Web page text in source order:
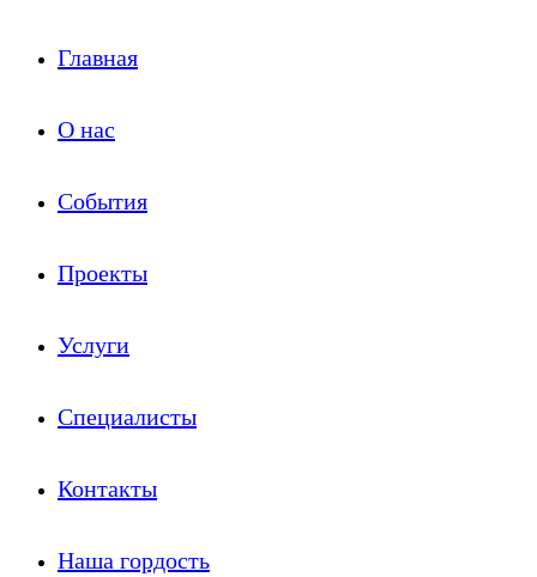
Главная
О нас
События
Проекты
Услуги
Специалисты
Контакты
Наша гордость